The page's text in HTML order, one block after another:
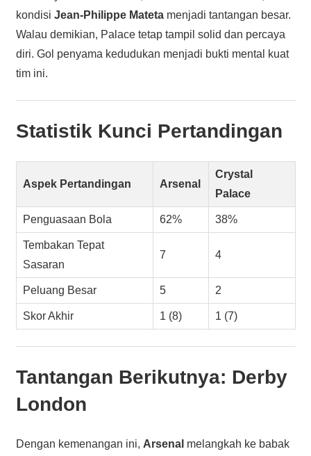
kondisi Jean-Philippe Matetamenjadi tantangan besar.
Walau demikian, Palace tetap tampil solid dan percaya
diri. Gol penyama kedudukan menjadi bukti mental kuat
tim ini.
Statistik Kunci Pertandingan
Aspek Pertandingan Arsenal
Crystal
Palace
Penguasaan Bola 62% 38%
Tembakan Tepat
Sasaran
7 4
Peluang Besar 5 2
Skor Akhir 1 (8) 1 (7)
Tantangan Berikutnya: Derby
London
Dengan kemenangan ini, Arsenal melangkah ke babak